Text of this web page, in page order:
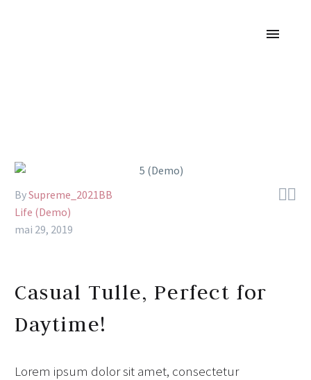

BySupreme_2021BB
Life (Demo)
mai 29, 2019
Casual Tulle, Perfect for
Daytime!
Lorem ipsum dolor sit amet, consectetur